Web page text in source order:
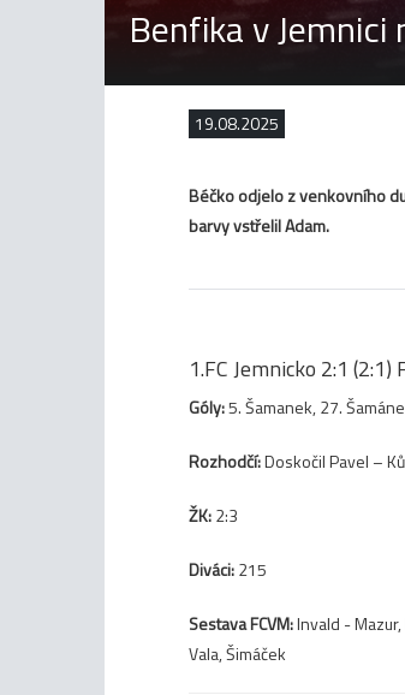
Benfika v Jemnici
19.08.2025
Béčko odjelo z venkovního
barvy vstřelil Adam.
1.FC Jemnicko 2:1
Góly:5. Šamanek, 27.
Rozhodčí:Doskočil Pavel –
ŽK:2:3
Diváci:215
Sestava FCVM:Invald -
Vala, Šimáček